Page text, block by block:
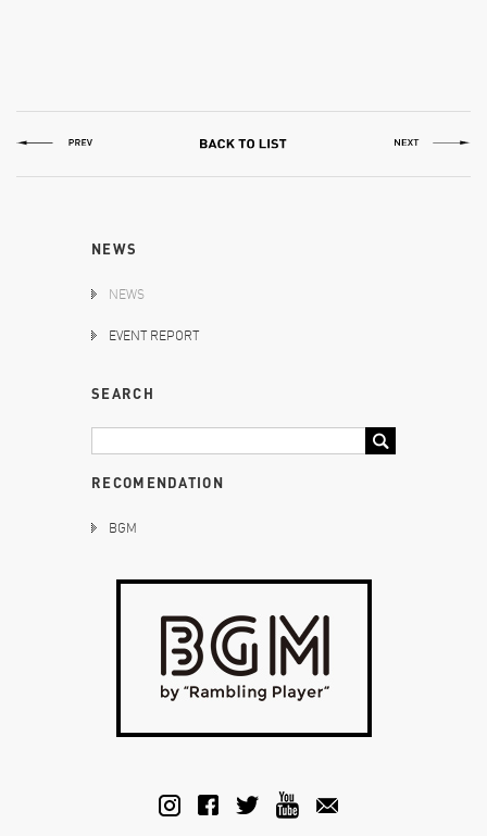
NEWS
NEWS
EVENT REPORT
SEARCH
RECOMENDATION
BGM